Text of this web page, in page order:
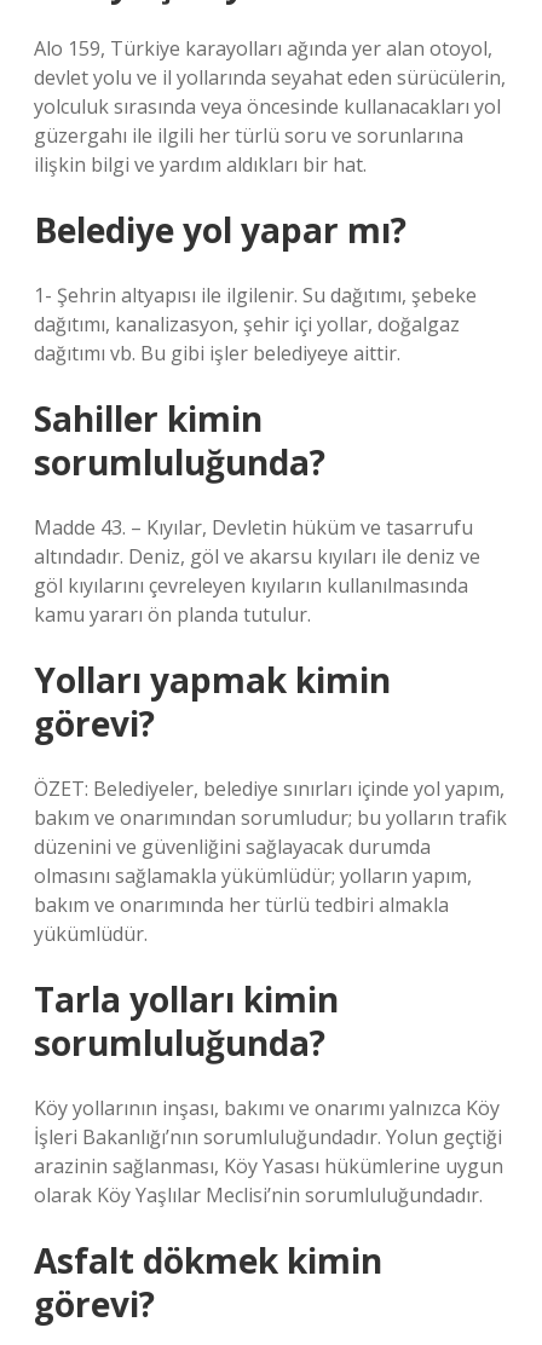
Alo 159, Türkiye karayolları ağında yer alan otoyol,
devlet yolu ve il yollarında seyahat eden sürücülerin,
yolculuk sırasında veya öncesinde kullanacakları yol
güzergahı ile ilgili her türlü soru ve sorunlarına
ilişkin bilgi ve yardım aldıkları bir hat.
Belediye yol yapar mı?
1- Şehrin altyapısı ile ilgilenir. Su dağıtımı, şebeke
dağıtımı, kanalizasyon, şehir içi yollar, doğalgaz
dağıtımı vb. Bu gibi işler belediyeye aittir.
Sahiller kimin
sorumluluğunda?
Madde 43. – Kıyılar, Devletin hüküm ve tasarrufu
altındadır. Deniz, göl ve akarsu kıyıları ile deniz ve
göl kıyılarını çevreleyen kıyıların kullanılmasında
kamu yararı ön planda tutulur.
Yolları yapmak kimin
görevi?
ÖZET: Belediyeler, belediye sınırları içinde yol yapım,
bakım ve onarımından sorumludur; bu yolların trafik
düzenini ve güvenliğini sağlayacak durumda
olmasını sağlamakla yükümlüdür; yolların yapım,
bakım ve onarımında her türlü tedbiri almakla
yükümlüdür.
Tarla yolları kimin
sorumluluğunda?
Köy yollarının inşası, bakımı ve onarımı yalnızca Köy
İşleri Bakanlığı’nın sorumluluğundadır. Yolun geçtiği
arazinin sağlanması, Köy Yasası hükümlerine uygun
olarak Köy Yaşlılar Meclisi’nin sorumluluğundadır.
Asfalt dökmek kimin
görevi?